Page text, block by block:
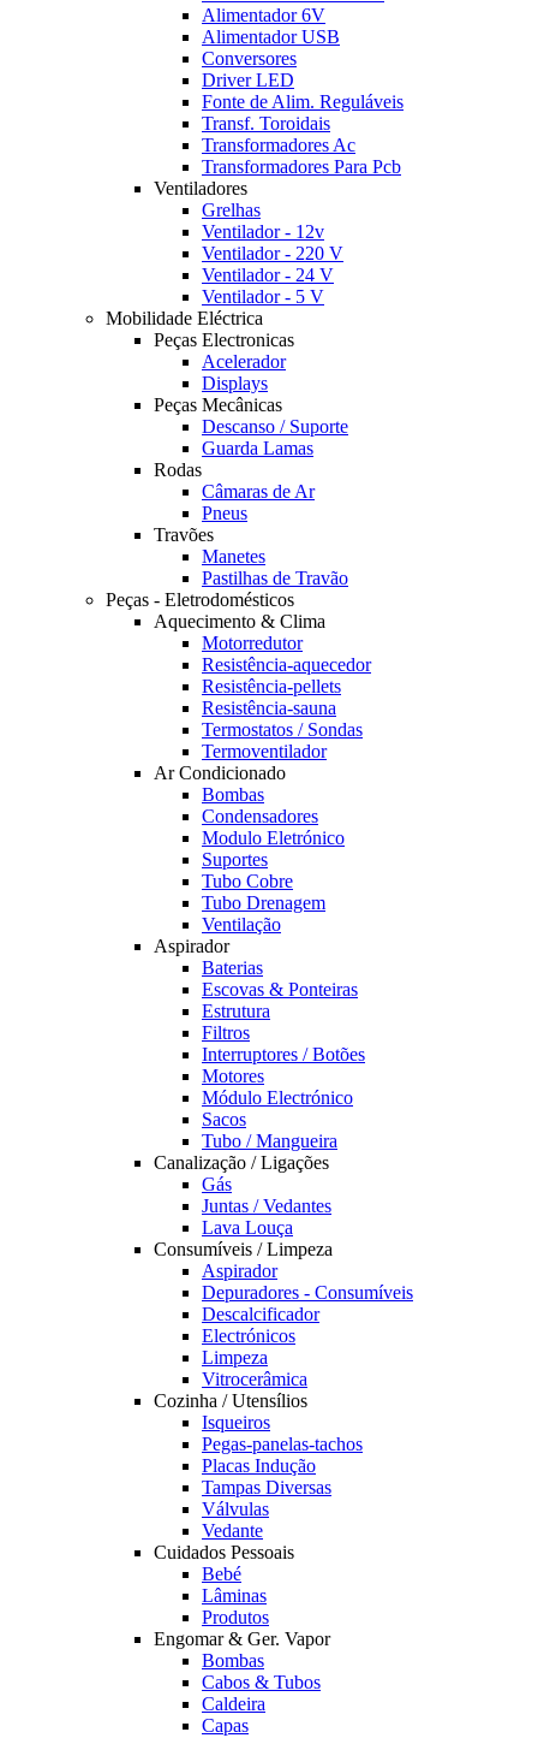
Alimentador 6V
Alimentador USB
Conversores
Driver LED
Fonte de Alim. Reguláveis
Transf. Toroidais
Transformadores Ac
Transformadores Para Pcb
Ventiladores
Grelhas
Ventilador - 12v
Ventilador - 220 V
Ventilador - 24 V
Ventilador - 5 V
Mobilidade Eléctrica
Peças Electronicas
Acelerador
Displays
Peças Mecânicas
Descanso / Suporte
Guarda Lamas
Rodas
Câmaras de Ar
Pneus
Travões
Manetes
Pastilhas de Travão
Peças - Eletrodomésticos
Aquecimento & Clima
Motorredutor
Resistência-aquecedor
Resistência-pellets
Resistência-sauna
Termostatos / Sondas
Termoventilador
Ar Condicionado
Bombas
Condensadores
Modulo Eletrónico
Suportes
Tubo Cobre
Tubo Drenagem
Ventilação
Aspirador
Baterias
Escovas & Ponteiras
Estrutura
Filtros
Interruptores / Botões
Motores
Módulo Electrónico
Sacos
Tubo / Mangueira
Canalização / Ligações
Gás
Juntas / Vedantes
Lava Louça
Consumíveis / Limpeza
Aspirador
Depuradores - Consumíveis
Descalcificador
Electrónicos
Limpeza
Vitrocerâmica
Cozinha / Utensílios
Isqueiros
Pegas-panelas-tachos
Placas Indução
Tampas Diversas
Válvulas
Vedante
Cuidados Pessoais
Bebé
Lâminas
Produtos
Engomar & Ger. Vapor
Bombas
Cabos & Tubos
Caldeira
Capas